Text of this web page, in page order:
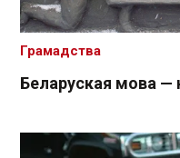
Беларуская мова —
Грамадства